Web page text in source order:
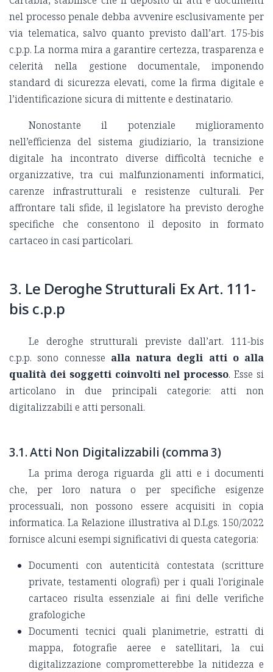
nel processo penale debba avvenire esclusivamente per
via telematica, salvo quanto previsto dall’art. 175-bis
c.p.p. La norma mira a garantire certezza, trasparenza e
celerità nella gestione documentale, imponendo
standard di sicurezza elevati, come la firma digitale e
l’identificazione sicura di mittente e destinatario.
Nonostante il potenziale miglioramento
nell’efficienza del sistema giudiziario, la transizione
digitale ha incontrato diverse difficoltà tecniche e
organizzative, tra cui malfunzionamenti informatici,
carenze infrastrutturali e resistenze culturali. Per
affrontare tali sfide, il legislatore ha previsto deroghe
specifiche che consentono il deposito in formato
cartaceo in casi particolari.
3. Le Deroghe Strutturali Ex Art. 111-
bis c.p.p
Le deroghe strutturali previste dall’art. 111-bis
c.p.p. sono connesse alla natura degli atti o alla
qualità dei soggetti coinvolti nel processo. Esse si
articolano in due principali categorie: atti non
digitalizzabili e atti personali.
3.1. Atti Non Digitalizzabili (comma 3)
La prima deroga riguarda gli atti e i documenti
che, per loro natura o per specifiche esigenze
processuali, non possono essere acquisiti in copia
informatica. La Relazione illustrativa al D.Lgs. 150/2022
fornisce alcuni esempi significativi di questa categoria:
Documenti con autenticità contestata (scritture
private, testamenti olografi) per i quali l'originale
cartaceo risulta essenziale ai fini delle verifiche
grafologiche
Documenti tecnici quali planimetrie, estratti di
mappa, fotografie aeree e satellitari, la cui
digitalizzazione comprometterebbe la nitidezza e